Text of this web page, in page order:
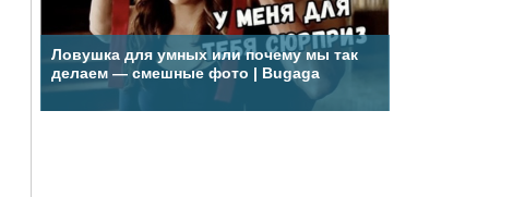
Ловушка для умных или почему мы так
делаем — смешные фото | Bugaga